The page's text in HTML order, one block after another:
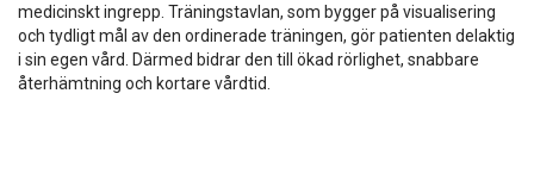
medicinskt ingrepp. Träningstavlan, som bygger på visualisering
och tydligt mål av den ordinerade träningen, gör patienten delaktig
i sin egen vård. Därmed bidrar den till ökad rörlighet, snabbare
återhämtning och kortare vårdtid.